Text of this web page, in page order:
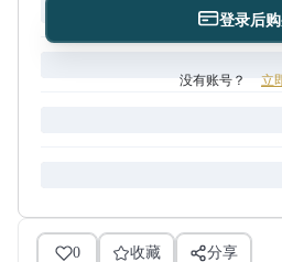
登录后
没有账号？ 立
0 收藏 分享